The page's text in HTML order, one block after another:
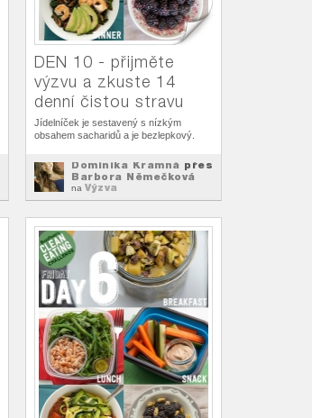
DEN 10 - přijměte
výzvu a zkuste 14
denní čistou stravu
Jídelníček je sestavený s nízkým
obsahem sacharidů a je bezlepkový.
Dominika Kramná přes
Barbora Němečková
na Výzva